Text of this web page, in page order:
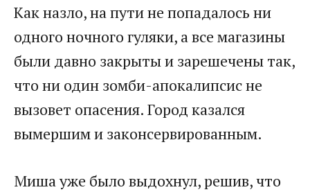
Как назло, на пути не попадалось ни
одного ночного гуляки, а все магазины
были давно закрыты и зарешечены так,
что ни один зомби-апокалипсис не
вызовет опасения. Город казался
вымершим и законсервированным.
Миша уже было выдохнул, решив, что